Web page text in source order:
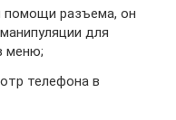
помощи разъема, он
для
меню;
телефона в